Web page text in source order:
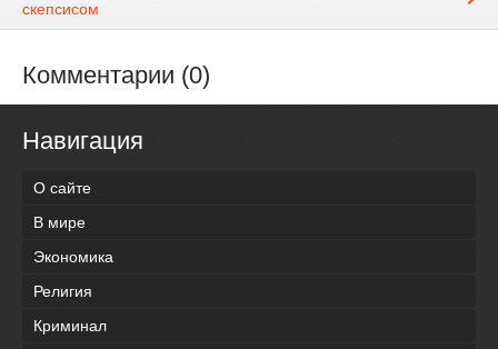
скепсисом
Комментарии (0)
Навигация
О сайте
В мире
Экономика
Религия
Криминал